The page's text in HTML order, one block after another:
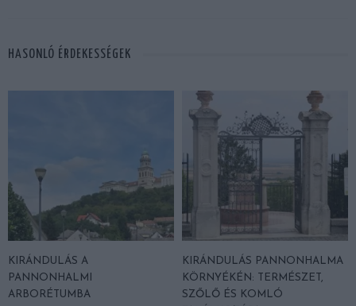
HASONLÓ ÉRDEKESSÉGEK
KIRÁNDULÁS A
PANNONHALMI
ARBORÉTUMBA
KIRÁNDULÁS PANNONHALMA
KÖRNYÉKÉN: TERMÉSZET,
SZŐLŐ ÉS KOMLÓ